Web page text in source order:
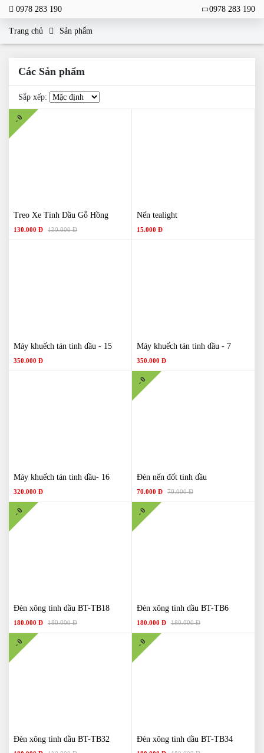
0978 283 190 0978 283 190
Trang chủ Sản phẩm
Các Sản phẩm
Sắp xếp:
Treo Xe Tinh Dầu Gỗ Hồng
130.000 Đ 130.000 Đ
- 0
Nến tealight
15.000 Đ
Máy khuếch tán tinh dầu - 15
350.000 Đ
Máy khuếch tán tinh dầu - 7
350.000 Đ
Máy khuếch tán tinh dầu- 16
320.000 Đ
Đèn nến đốt tinh dầu
70.000 Đ 70.000 Đ
- 0
Đèn xông tinh dầu BT-TB18
180.000 Đ 180.000 Đ
- 0
Đèn xông tinh dầu BT-TB6
180.000 Đ 180.000 Đ
- 0
Đèn xông tinh dầu BT-TB32
- 0
Đèn xông tinh dầu BT-TB34
- 0